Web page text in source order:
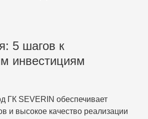
5 шагов к
инвестициям
ГК SEVERIN обеспечивает
и высокое качество реализации